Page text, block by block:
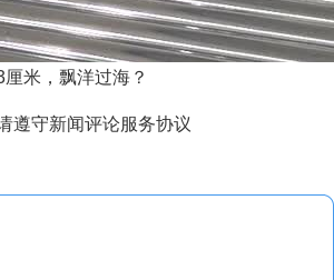
米，飘洋过海？
遵守新闻评论服务协议